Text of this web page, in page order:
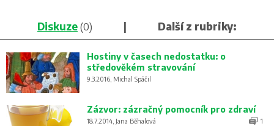
Diskuze(0) | Další z rubriky:
Hostiny v časech nedostatku: o
středověkém stravování
9.3.2016, Michal Spáčil
Zázvor: zázračný pomocník pro zdraví
18.7.2014, Jana Běhalová 1